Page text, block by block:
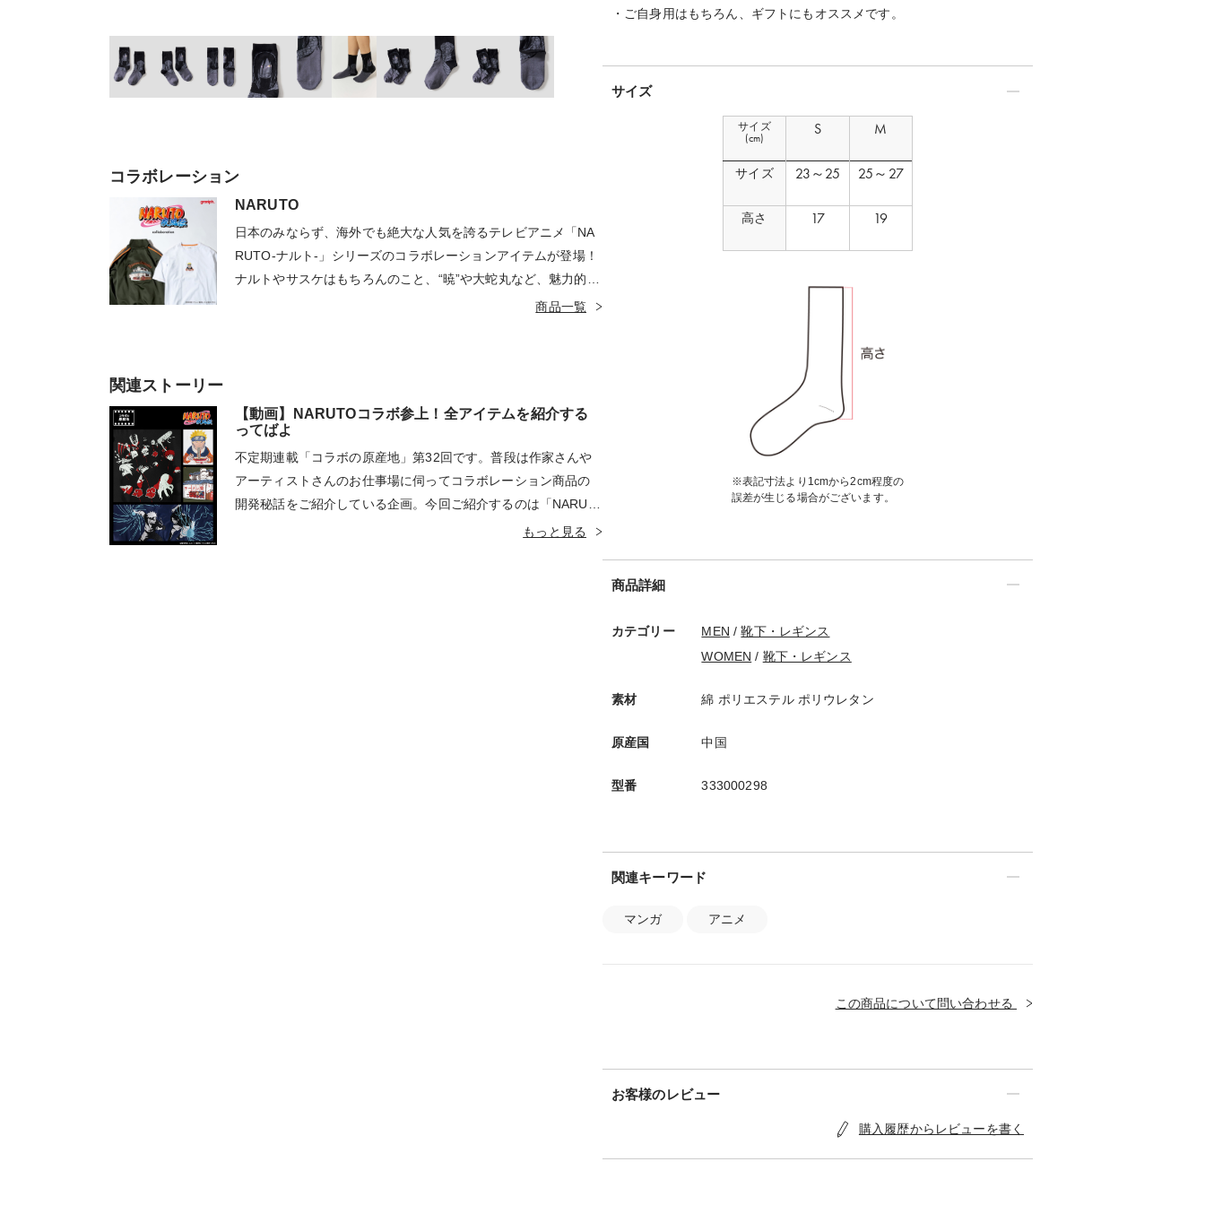
コラボレーション
NARUTO
日本のみならず、海外でも絶大な人気を誇るテレビアニメ「NA
RUTO-ナルト-」シリーズのコラボレーションアイテムが登場！
ナルトやサスケはもちろんのこと、“暁”や大蛇丸など、魅力的な
キャラクターたちを堪能できるアイテムの数々をぜひお楽しみ
商品一覧
関連ストーリー
【動画】NARUTOコラボ参上！全アイテムを紹介する
ってばよ
不定期連載「コラボの原産地」第32回です。普段は作家さんや
アーティストさんのお仕事場に伺ってコラボレーション商品の
開発秘話をご紹介している企画。今回ご紹介するのは「NARUT
O-ナルト-」シリーズのコラボレーションアイテム！コラボレー
もっと見る
・ご自身用はもちろん、ギフトにもオススメです。
サイズ
サイズ
(cm)
サイズ
高さ
S M
23～25 25～27
17 19
※表記寸法より1cmから2cm程度の
誤差が生じる場合がございます。
商品詳細
カテゴリー MEN /靴下・レギンス
WOMEN / 靴下・レギンス
素材 綿 ポリエステル ポリウレタン
原産国 中国
型番 333000298
関連キーワード
マンガ アニメ
この商品について問い合わせる
お客様のレビュー
購入履歴からレビューを書く